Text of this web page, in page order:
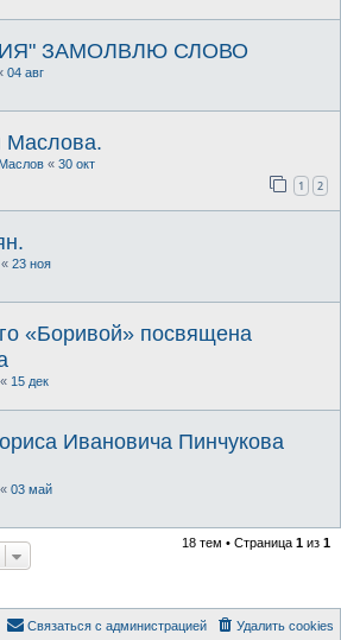
ЗАМОЛВЛЮ СЛОВО
04 авг
Маслова.
« 30 окт
1 2
« 23 ноя
«Боривой» посвящена
« 15 дек
Ивановича Пинчукова
« 03 май
18 тем • Страница 1 из 1
Удалить cookies
Связаться с администрацией